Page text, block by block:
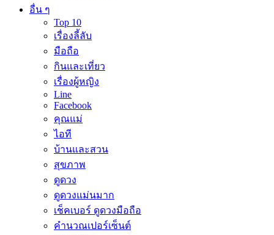
อื่น ๆ
Top 10
เรื่องลี้ลับ
มือถือ
กินและเที่ยว
เรื่องผู้หญิง
Line
Facebook
คุณแม่
ไอที
บ้านและสวน
สุขภาพ
ดูดวง
ดูดวงแม่นมาก
เช็คเบอร์ ดูดวงมือถือ
คำนวณเปอร์เซ็นต์